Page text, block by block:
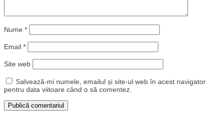
Nume *
Email *
Site web
Salvează-mi numele, emailul și site-ul web în acest navigator
pentru data viitoare când o să comentez.